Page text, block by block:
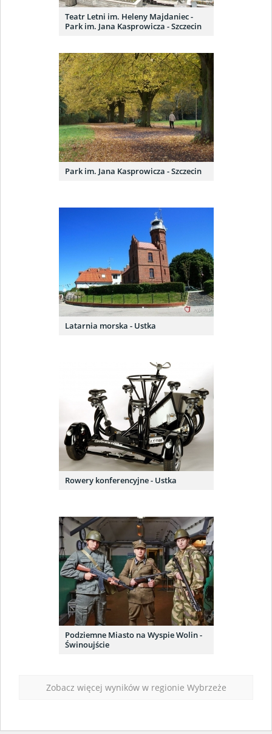
Teatr Letni im. Heleny Majdaniec -
Park im. Jana Kasprowicza - Szczecin
Park im. Jana Kasprowicza - Szczecin
Latarnia morska - Ustka
Rowery konferencyjne - Ustka
Podziemne Miasto na Wyspie Wolin -
Świnoujście
Zobacz więcej wyników w regionie Wybrzeże